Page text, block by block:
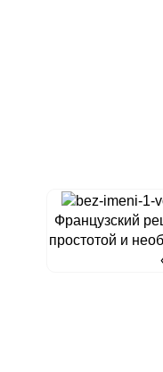
Французский
простотой и